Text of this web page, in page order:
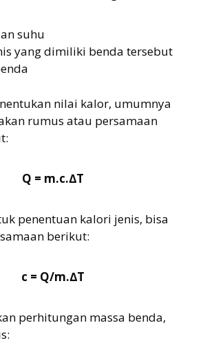
suhu
yang dimiliki benda tersebut
nilai kalor, umumnya
rumus atau persamaan
Q = m.c.∆T
penentuan kalori jenis, bisa
berikut:
c = Q/m.∆T
perhitungan massa benda,